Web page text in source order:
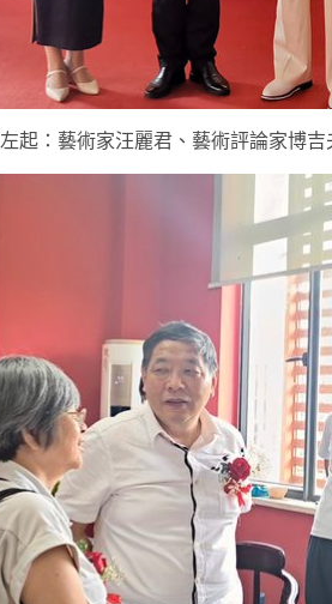
左起：藝術家汪麗君、藝術評論家博